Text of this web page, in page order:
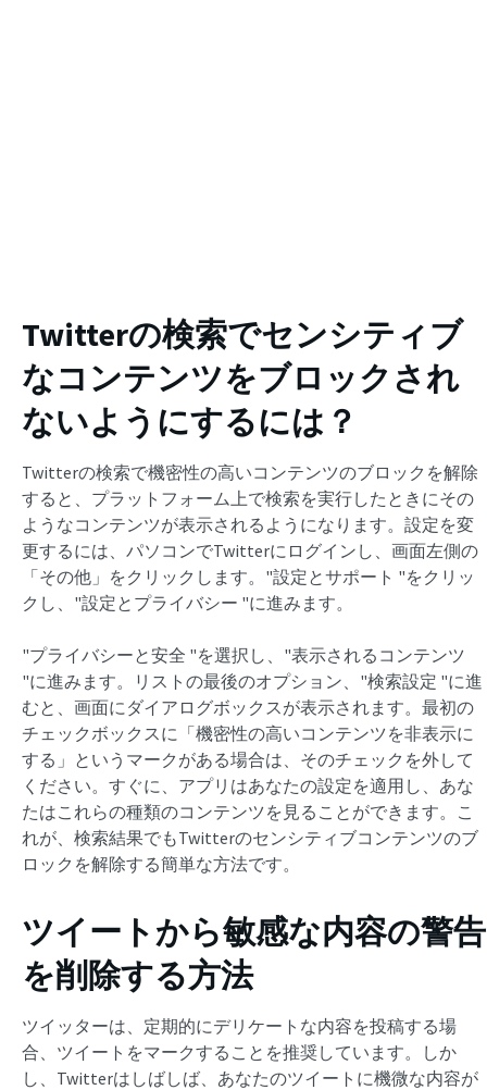
Twitterの検索でセンシティブ
なコンテンツをブロックされ
ないようにするには？
Twitterの検索で機密性の高いコンテンツのブロックを解除
すると、プラットフォーム上で検索を実行したときにその
ようなコンテンツが表示されるようになります。設定を変
更するには、パソコンでTwitterにログインし、画面左側の
「その他」をクリックします。"設定とサポート "をクリッ
クし、"設定とプライバシー "に進みます。
"プライバシーと安全 "を選択し、"表示されるコンテンツ
"に進みます。リストの最後のオプション、"検索設定 "に進
むと、画面にダイアログボックスが表示されます。最初の
チェックボックスに「機密性の高いコンテンツを非表示に
する」というマークがある場合は、そのチェックを外して
ください。すぐに、アプリはあなたの設定を適用し、あな
たはこれらの種類のコンテンツを見ることができます。こ
れが、検索結果でもTwitterのセンシティブコンテンツのブ
ロックを解除する簡単な方法です。
ツイートから敏感な内容の警告
を削除する方法
ツイッターは、定期的にデリケートな内容を投稿する場
合、ツイートをマークすることを推奨しています。しか
し、Twitterはしばしば、あなたのツイートに機微な内容が